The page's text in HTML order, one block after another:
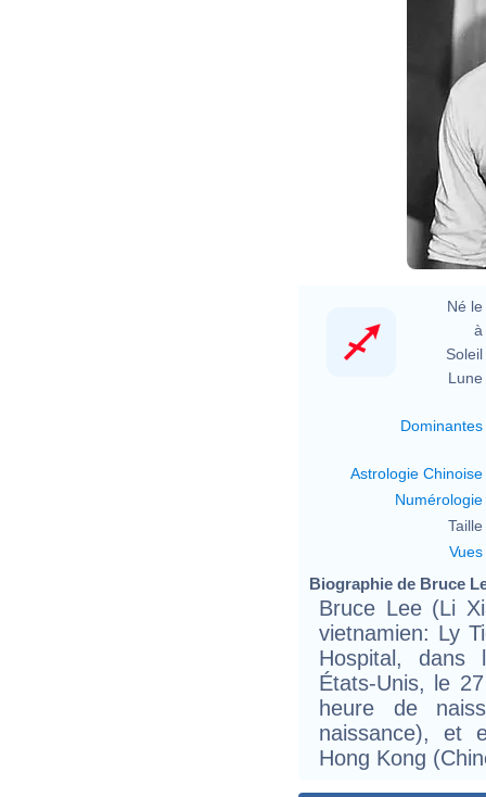
Né le
à
Soleil
Lune
Dominantes
Astrologie Chinoise
Numérologie
Taille
Vues
Biographie de Bruce
Bruce Lee (Li
vietnamien: Ly
Hospital, dans
États-Unis, le
heure de
naissance), et
Hong Kong